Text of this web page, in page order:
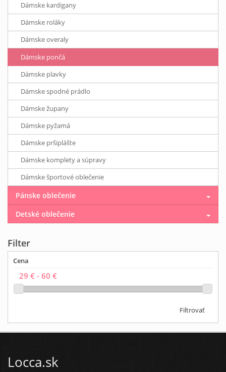
Dámske kardigany
Dámske roláky
Dámske overaly
Dámske pončá
Dámske plavky
Dámske spodné prádlo
Dámske župany
Dámske pyžamá
Dámske pršiplášte
Dámske komplety a súpravy
Dámske športové oblečenie
Pánske oblečenie
Detské oblečenie
Filter
Cena
Filtrovať
Locca.sk